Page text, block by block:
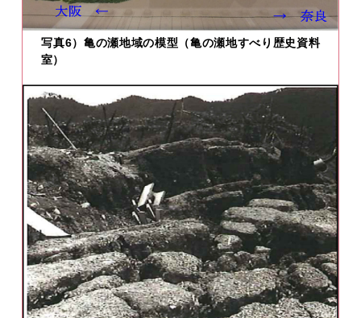
写真6）亀の瀬地域の模型（亀の瀬地すべり歴史資料
室）